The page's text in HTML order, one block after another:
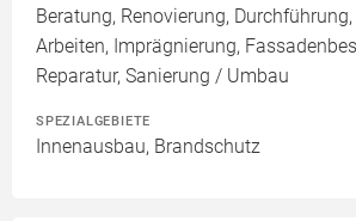
Beratung, Renovierung,
Arbeiten, Imprägnierung,
Reparatur, Sanierung / Umbau
SPEZIALGEBIETE
Innenausbau, Brandschutz